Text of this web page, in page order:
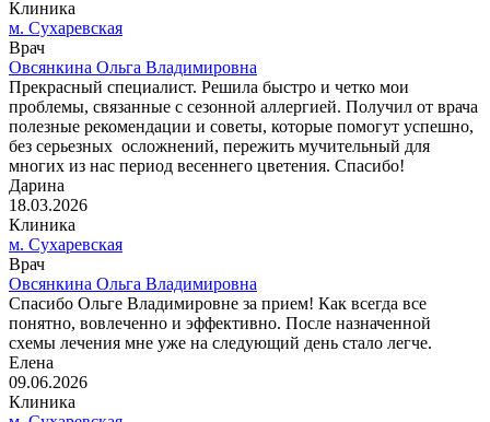
Клиника
м. Сухаревская
Врач
Овсянкина Ольга Владимировна
Прекрасный специалист. Решила быстро и четко мои
проблемы, связанные с сезонной аллергией. Получил от врача
полезные рекомендации и советы, которые помогут успешно,
без серьезных осложнений, пережить мучительный для
многих из нас период весеннего цветения. Спасибо!
Дарина
18.03.2026
Клиника
м. Сухаревская
Врач
Овсянкина Ольга Владимировна
Спасибо Ольге Владимировне за прием! Как всегда все
понятно, вовлеченно и эффективно. После назначенной
схемы лечения мне уже на следующий день стало легче.
Елена
09.06.2026
Клиника